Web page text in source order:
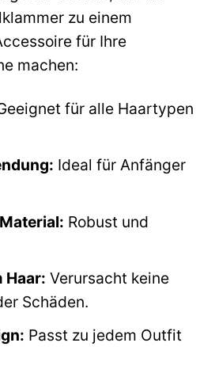
zu einem
für Ihre
machen:
für alle Haartypen
Ideal für Anfänger
Robust und
Haar: Verursacht keine
Schäden.
Passt zu jedem Outfit